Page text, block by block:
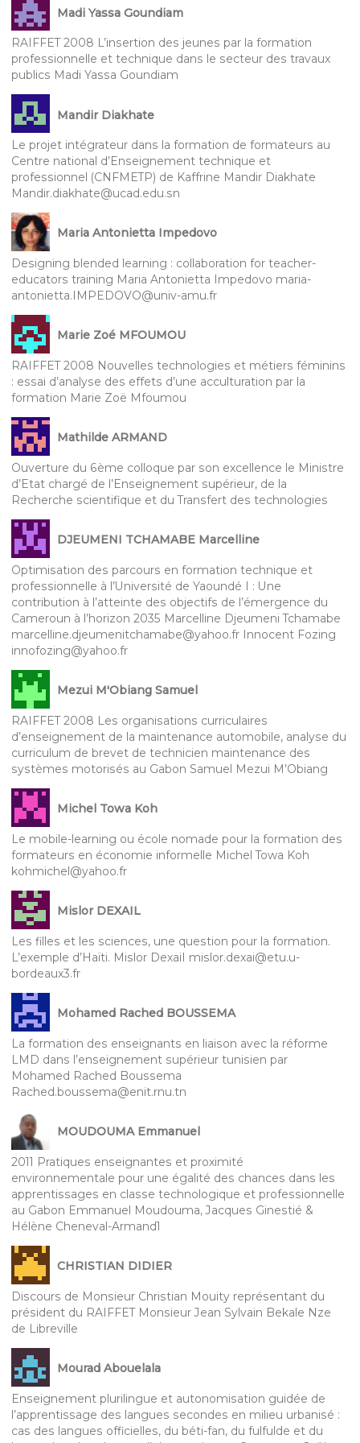
Madi Yassa Goundiam
RAIFFET 2008 L’insertion des jeunes par la formation
professionnelle et technique dans le secteur des travaux
publics Madi Yassa Goundiam
Mandir Diakhate
Le projet intégrateur dans la formation de formateurs au
Centre national d’Enseignement technique et
professionnel (CNFMETP) de Kaffrine Mandir Diakhate
Mandir.diakhate@ucad.edu.sn
Maria Antonietta Impedovo
Designing blended learning : collaboration for teacher-
educators training Maria Antonietta Impedovo maria-
antonietta.IMPEDOVO@univ-amu.fr
Marie Zoé MFOUMOU
RAIFFET 2008 Nouvelles technologies et métiers féminins
: essai d’analyse des effets d’une acculturation par la
formation Marie Zoë Mfoumou
Mathilde ARMAND
Ouverture du 6ème colloque par son excellence le Ministre
d’Etat chargé de l’Enseignement supérieur, de la
Recherche scientifique et du Transfert des technologies
DJEUMENI TCHAMABE Marcelline
Optimisation des parcours en formation technique et
professionnelle à l’Université de Yaoundé I : Une
contribution à l’atteinte des objectifs de l’émergence du
Cameroun à l’horizon 2035 Marcelline Djeumeni Tchamabe
marcelline.djeumenitchamabe@yahoo.fr Innocent Fozing
innofozing@yahoo.fr
Mezui M'Obiang Samuel
RAIFFET 2008 Les organisations curriculaires
d’enseignement de la maintenance automobile, analyse du
curriculum de brevet de technicien maintenance des
systèmes motorisés au Gabon Samuel Mezui M’Obiang
Michel Towa Koh
Le mobile-learning ou école nomade pour la formation des
formateurs en économie informelle Michel Towa Koh
kohmichel@yahoo.fr
Mislor DEXAIL
Les filles et les sciences, une question pour la formation.
L’exemple d’Haïti. Mislor DexaiI mislor.dexai@etu.u-
bordeaux3.fr
Mohamed Rached BOUSSEMA
La formation des enseignants en liaison avec la réforme
LMD dans l’enseignement supérieur tunisien par
Mohamed Rached Boussema
Rached.boussema@enit.rnu.tn
MOUDOUMA Emmanuel
2011 Pratiques enseignantes et proximité
environnementale pour une égalité des chances dans les
apprentissages en classe technologique et professionnelle
au Gabon Emmanuel Moudouma, Jacques Ginestié &
Hélène Cheneval-Armand1
CHRISTIAN DIDIER
Discours de Monsieur Christian Mouity représentant du
président du RAIFFET Monsieur Jean Sylvain Bekale Nze
de Libreville
Mourad Abouelala
Enseignement plurilingue et autonomisation guidée de
l’apprentissage des langues secondes en milieu urbanisé :
cas des langues officielles, du béti-fan, du fulfulde et du